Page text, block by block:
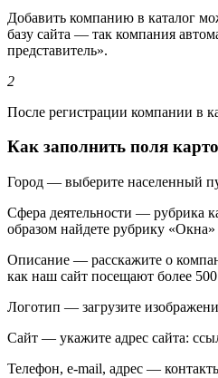
Добавить компанию в каталог
базу сайта — так компания
представитель».
2
После регистрации компании в
Как заполнить поля
Город — выберите населенный
Сфера деятельности — рубрика
образом найдете рубрику
Описание — расскажите о
как наш сайт посещают более
Логотип — загрузите
Сайт — укажите адрес сайта:
Телефон, e-mail, адрес —